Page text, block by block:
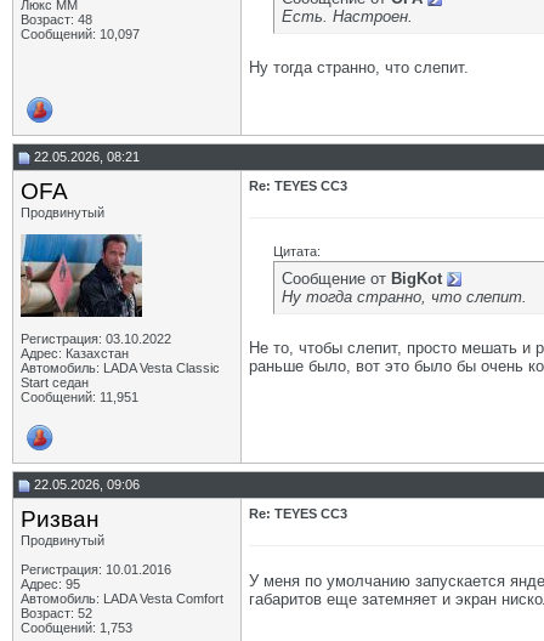
Люкс ММ
Возраст: 48
Сообщений: 10,097
Есть. Настроен.
Ну тогда странно, что слепит.
22.05.2026, 08:21
OFA
Продвинутый
Регистрация: 03.10.2022
Адрес: Казахстан
Автомобиль: LADA Vesta Classic
Start седан
Сообщений: 11,951
Re: TEYES CC3
Цитата:
Сообщение от BigKot
Ну тогда странно, что слепит.
Не то, чтобы слепит, просто мешать и
раньше было, вот это было бы очень
22.05.2026, 09:06
Ризван
Продвинутый
Регистрация: 10.01.2016
Адрес: 95
Автомобиль: LADA Vesta Сomfort
Возраст: 52
Сообщений: 1,753
Re: TEYES CC3
У меня по умолчанию запускается
габаритов еще затемняет и экран